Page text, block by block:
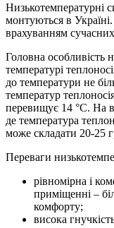
Низькотемпературні
монтуються в
врахуванням
Головна особливість
температурі
до температури не
температур
перевищує 14 °С. На
де температура
може складати 20-25
Переваги
рівномірна і
приміщенні –
комфорту;
висока